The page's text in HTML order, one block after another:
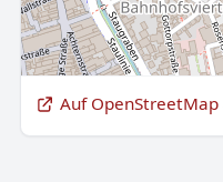
Auf OpenStreetMap